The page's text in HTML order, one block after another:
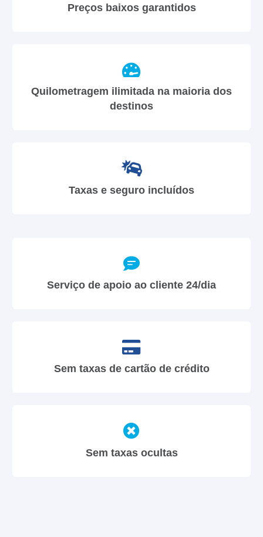
Preços baixos garantidos
Quilometragem ilimitada na maioria dos
destinos
Taxas e seguro incluídos
Serviço de apoio ao cliente 24/dia
Sem taxas de cartão de crédito
Sem taxas ocultas